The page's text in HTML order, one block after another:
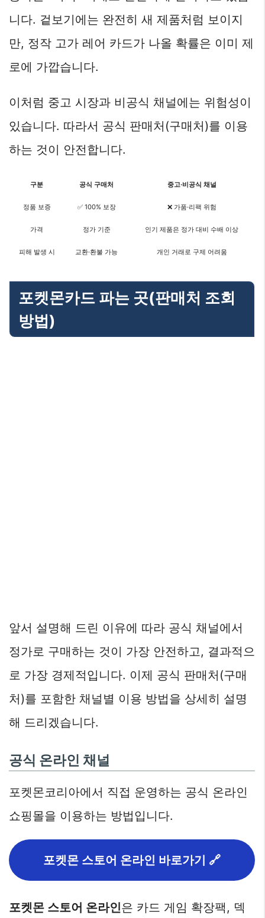
니다. 겉보기에는 완전히 새 제품처럼 보이지
만, 정작 고가 레어 카드가 나올 확률은 이미 제
로에 가깝습니다.
이처럼 중고 시장과 비공식 채널에는 위험성이
있습니다. 따라서 공식 판매처(구매처)를 이용
하는 것이 안전합니다.
구분 공식 구매처 중고·비공식 채널
정품 보증 ✅ 100% 보장 ❌ 가품·리팩 위험
가격 정가 기준 인기 제품은 정가 대비 수배 이상
피해 발생 시 교환·환불 가능 개인 거래로 구제 어려움
포켓몬카드 파는 곳(판매처 조회
방법)
앞서 설명해 드린 이유에 따라 공식 채널에서
정가로 구매하는 것이 가장 안전하고, 결과적으
로 가장 경제적입니다. 이제 공식 판매처(구매
처)를 포함한 채널별 이용 방법을 상세히 설명
해 드리겠습니다.
공식 온라인 채널
포켓몬코리아에서 직접 운영하는 공식 온라인
쇼핑몰을 이용하는 방법입니다.
포켓몬 스토어 온라인 바로가기 🔗
포켓몬 스토어 온라인은 카드 게임 확장팩, 덱